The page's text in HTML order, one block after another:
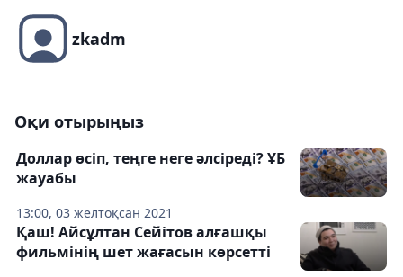
zkadm
Оқи отырыңыз
13:00, 03 желтоқсан 2021
Доллар өсіп, теңге неге әлсіреді? ҰБ
жауабы
Қаш! Айсұлтан Сейітов алғашқы
фильмінің шет жағасын көрсетті